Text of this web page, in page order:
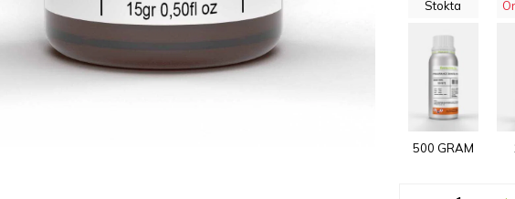
Stokta
500 GRAM